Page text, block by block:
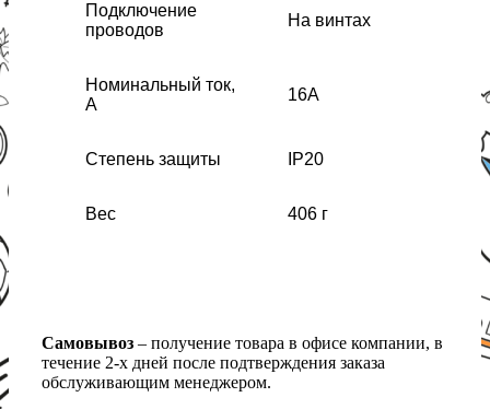
Подключение
проводов
На винтах
Нoминальный ток,
А
16А
Степень защиты IP20
Вес 406 г
Самовывоз – получение товара в офисе компании, в
течение 2-х дней после подтверждения заказа
обслуживающим менеджером.